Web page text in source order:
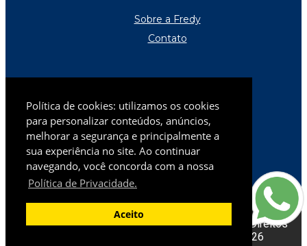
Política de cookies: utilizamos os cookies
para personalizar conteúdos, anúncios,
melhorar a segurança e principalmente a
sua experiência no site. Ao continuar
navegando, você concorda com a nossa
Política de Privacidade.
Aceito
Sobre a Fredy
Contato
Norte Catarinense(47) 2105-9800
Demais regiões0800 006 2800
televendas@fredypneus.com.br
Fredy Pneus LTDA CNPJ 80.934.631/0001-17 | Direitos
reservados. Proibida a sua reprodução. | 2026